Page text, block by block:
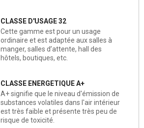
CLASSE D'USAGE 32
Cette gamme est pour un usage
ordinaire et est adaptée aux salles à
manger, salles d’attente, hall des
hôtels, boutiques, etc.
CLASSE ENERGETIQUE A+
A+ signifie que le niveau d'émission de
substances volatiles dans l'air intérieur
est très faible et présente très peu de
risque de toxicité.